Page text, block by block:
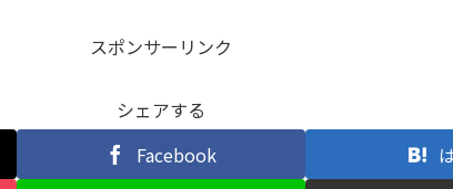
スポンサーリンク
シェアする
Facebook